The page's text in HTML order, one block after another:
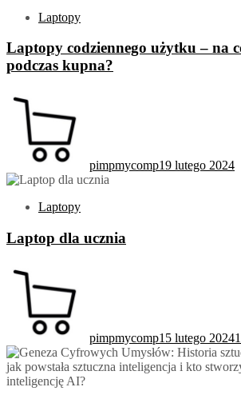
Laptopy
Laptopy codziennego użytku – na
podczas kupna?
pimpmycomp19 lutego 2024
Laptopy
Laptop dla ucznia
pimpmycomp15 lutego 2024